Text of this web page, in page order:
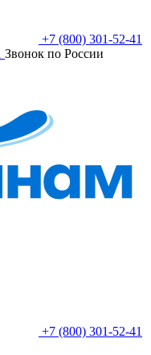
+7 (800) 301-52-41
Звонок по России
+7 (800) 301-52-41